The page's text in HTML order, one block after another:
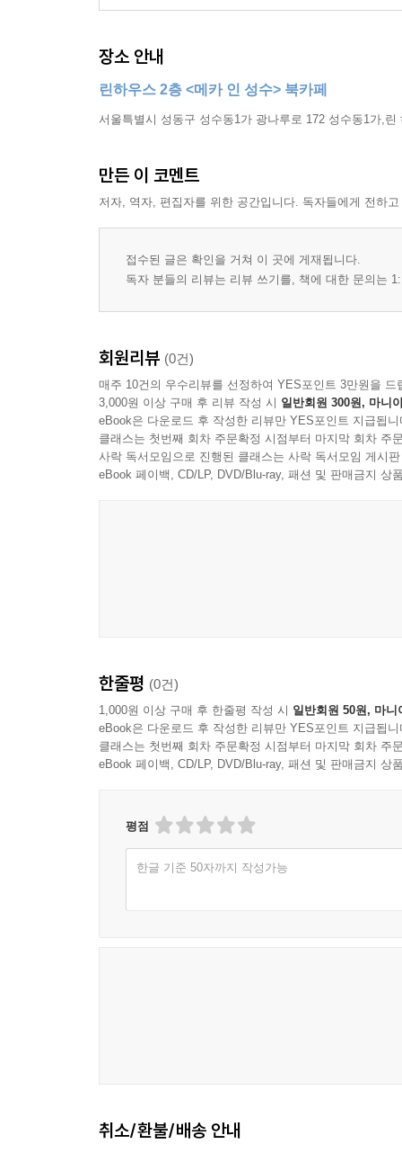
장소 안내
린하우스 2층 <메카 인 성수> 북카페
서울특별시 성동구 성수동1가 광나루로 172 성수동1가,린
만든 이 코멘트
저자, 역자, 편집자를 위한 공간입니다. 독자들에게 전하
접수된 글은 확인을 거쳐 이 곳에 게재됩니다.
독자 분들의 리뷰는 리뷰 쓰기를, 책에 대한 문의는
회원리뷰 (0건)
매주 10건의 우수리뷰를 선정하여 YES포인트 3만원을 드
3,000원 이상 구매 후 리뷰 작성 시 일반회원 300원, 마니
eBook은 다운로드 후 작성한 리뷰만 YES포인트 지급됩니
클래스는 첫번째 회차 주문확정 시점부터 마지막 회차 주
사락 독서모임으로 진행된 클래스는 사락 독서모임 게시
eBook 페이백, CD/LP, DVD/Blu-ray, 패션 및 판매금지 상
한줄평 (0건)
1,000원 이상 구매 후 한줄평 작성 시 일반회원 50원, 마니
eBook은 다운로드 후 작성한 리뷰만 YES포인트 지급됩니
클래스는 첫번째 회차 주문확정 시점부터 마지막 회차 주
eBook 페이백, CD/LP, DVD/Blu-ray, 패션 및 판매금지 상
평점
한글 기준 50자까지 작성가능
취소/환불/배송 안내